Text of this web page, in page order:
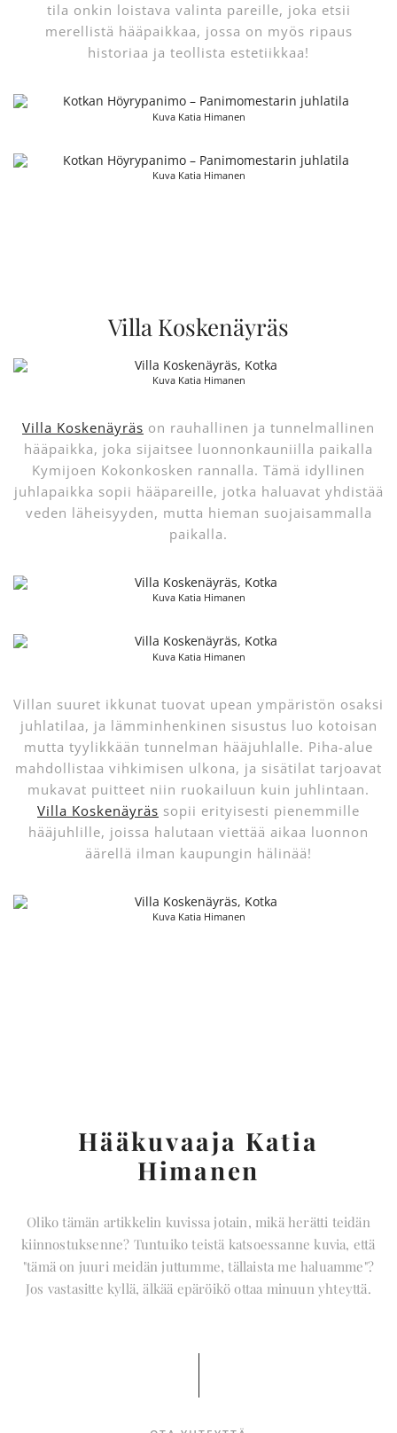
tila onkin loistava valinta pareille, joka etsii
merellistä hääpaikkaa, jossa on myös ripaus
historiaa ja teollista estetiikkaa!
Kuva Katia Himanen
Kuva Katia Himanen
Villa Koskenäyräs
Kuva Katia Himanen
Villa Koskenäyräs on rauhallinen ja tunnelmallinen
hääpaikka, joka sijaitsee luonnonkauniilla paikalla
Kymijoen Kokonkosken rannalla. Tämä idyllinen
juhlapaikka sopii hääpareille, jotka haluavat yhdistää
veden läheisyyden, mutta hieman suojaisammalla
paikalla.
Kuva Katia Himanen
Kuva Katia Himanen
Villan suuret ikkunat tuovat upean ympäristön osaksi
juhlatilaa, ja lämminhenkinen sisustus luo kotoisan
mutta tyylikkään tunnelman hääjuhlalle. Piha-alue
mahdollistaa vihkimisen ulkona, ja sisätilat tarjoavat
mukavat puitteet niin ruokailuun kuin juhlintaan.
Villa Koskenäyräs sopii erityisesti pienemmille
hääjuhlille, joissa halutaan viettää aikaa luonnon
äärellä ilman kaupungin hälinää!
Kuva Katia Himanen
Hääkuvaaja Katia
Himanen
Oliko tämän artikkelin kuvissa jotain, mikä herätti teidän
kiinnostuksenne? Tuntuiko teistä katsoessanne kuvia, että
"tämä on juuri meidän juttumme, tällaista me haluamme"?
Jos vastasitte kyllä, älkää epäröikö ottaa minuun yhteyttä.